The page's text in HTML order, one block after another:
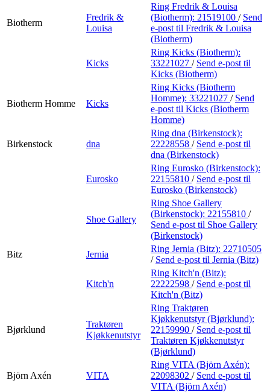
Biotherm
Fredrik &
Louisa
Ring Fredrik & Louisa
(Biotherm): 21519100 / Send
e-post til Fredrik & Louisa
(Biotherm)
Kicks
Ring Kicks (Biotherm):
33221027 / Send e-post til
Kicks (Biotherm)
Biotherm Homme Kicks
Ring Kicks (Biotherm
Homme): 33221027 / Send
e-post til Kicks (Biotherm
Homme)
Birkenstock dna
Ring dna (Birkenstock):
22228558 / Send e-post til
dna (Birkenstock)
Eurosko
Ring Eurosko (Birkenstock):
22155810 / Send e-post til
Eurosko (Birkenstock)
Shoe Gallery
Ring Shoe Gallery
(Birkenstock): 22155810 /
Send e-post til Shoe Gallery
(Birkenstock)
Bitz
Jernia
Ring Jernia (Bitz): 22710505
/ Send e-post til Jernia (Bitz)
Kitch'n
Ring Kitch'n (Bitz):
22222598 / Send e-post til
Kitch'n (Bitz)
Bjørklund
Traktøren
Kjøkkenutstyr
Ring Traktøren
Kjøkkenutstyr (Bjørklund):
22159990 / Send e-post til
Traktøren Kjøkkenutstyr
(Bjørklund)
Björn Axén VITA
Ring VITA (Björn Axén):
22098302 / Send e-post til
VITA (Björn Axén)